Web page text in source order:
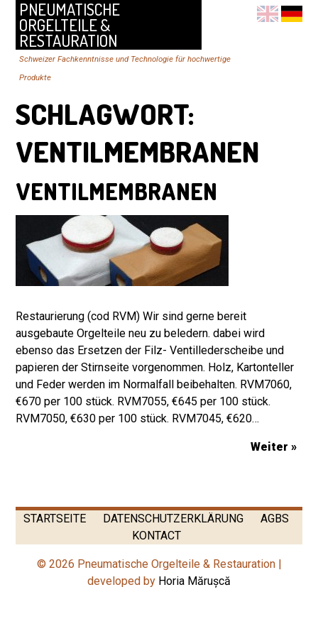
PNEUMATISCHE
ORGELTEILE &
RESTAURATION
Schweizer Fachkenntnisse und Technologie für hochwertige
Produkte
SCHLAGWORT:
VENTILMEMBRANEN
VENTILMEMBRANEN
Restaurierung (cod RVM) Wir sind gerne bereit
ausgebaute Orgelteile neu zu beledern. dabei wird
ebenso das Ersetzen der Filz- Ventillederscheibe und
papieren der Stirnseite vorgenommen. Holz, Kartonteller
und Feder werden im Normalfall beibehalten. RVM7060,
€670 per 100 stück. RVM7055, €645 per 100 stück.
RVM7050, €630 per 100 stück. RVM7045, €620…
Weiter »
STARTSEITE DATENSCHUTZERKLÄRUNG
AGBS
KONTACT
© 2026 Pneumatische Orgelteile & Restauration |
developed by Horia Mărușcă